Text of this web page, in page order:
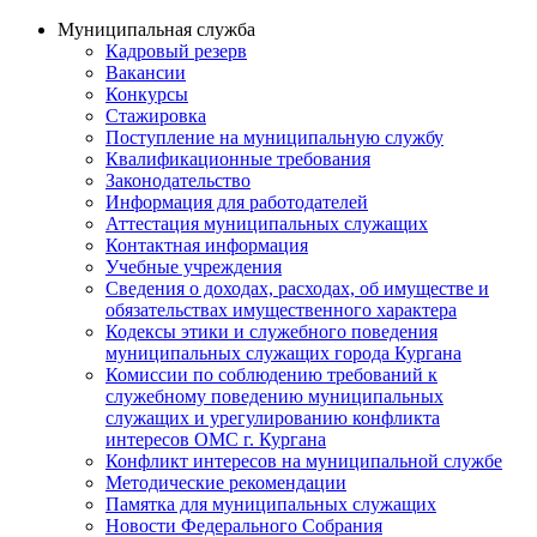
Муниципальная служба
Кадровый резерв
Вакансии
Конкурсы
Стажировка
Поступление на муниципальную службу
Квалификационные требования
Законодательство
Информация для работодателей
Аттестация муниципальных служащих
Контактная информация
Учебные учреждения
Сведения о доходах, расходах, об имуществе и
обязательствах имущественного характера
Кодексы этики и служебного поведения
муниципальных служащих города Кургана
Комиссии по соблюдению требований к
служебному поведению муниципальных
служащих и урегулированию конфликта
интересов ОМС г. Кургана
Конфликт интересов на муниципальной службе
Методические рекомендации
Памятка для муниципальных служащих
Новости Федерального Cобрания